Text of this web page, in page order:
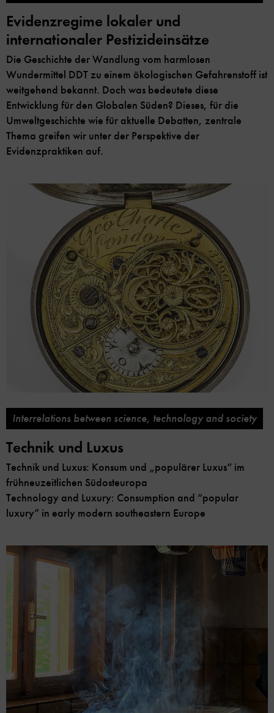
Evidenzregime lokaler und
internationaler Pestizideinsätze
Die Geschichte der Wandlung vom harmlosen
Wundermittel DDT zu einem ökologischen Gefahrenstoff ist
weitgehend bekannt. Doch was bedeutete diese
Entwicklung für den Globalen Süden? Dieses, für die
Umweltgeschichte wie für aktuelle Debatten, zentrale
Thema greifen wir unter der Perspektive der
Evidenzpraktiken auf.
Interrelations between science, technology and society
Technik und Luxus
Technik und Luxus: Konsum und „populärer Luxus“ im
frühneuzeitlichen Südosteuropa
Technology and Luxury: Consumption and “popular
luxury” in early modern southeastern Europe